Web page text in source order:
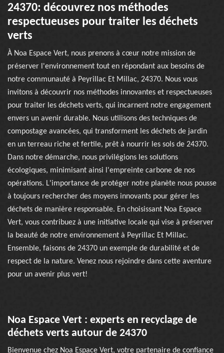
24370: découvrez nos méthodes
respectueuses pour traiter les déchets
verts
À Noa Espace Vert, nous prenons à cœur notre mission de
préserver l'environnement tout en répondant aux besoins de
notre communauté à Peyrillac Et Millac, 24370. Nous vous
invitons à découvrir nos méthodes innovantes et respectueuses
pour traiter les déchets verts, qui incarnent notre engagement
envers un avenir durable. Nous utilisons des techniques de
compostage avancées, qui transforment les déchets de jardin
en un terreau riche et fertile, prêt à nourrir les sols de 24370.
Dans notre démarche, nous privilégions les solutions
écologiques, minimisant ainsi l'empreinte carbone de nos
opérations. L'importance de protéger notre planète nous pousse
à toujours rechercher des moyens innovants pour gérer les
déchets de manière responsable. En choisissant Noa Espace
Vert, vous contribuez à une initiative locale qui vise à préserver
la beauté de notre environnement à Peyrillac Et Millac.
Ensemble, faisons de 24370 un exemple de durabilité et de
respect de la nature. Venez nous rejoindre dans cette aventure
pour un avenir plus vert!
Noa Espace Vert : experts en recyclage de
déchets verts autour de 24370
Bienvenue chez Noa Espace Vert, votre partenaire de confiance